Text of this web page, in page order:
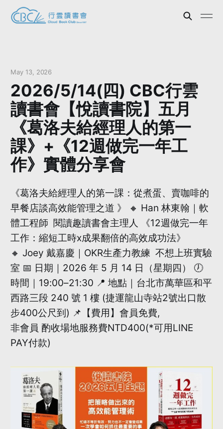
May 13, 2026
2026/5/14(四) CBC行雲
讀書會【悅讀書院】五月
《葛洛夫給經理人的第一
課》+《12週做完一年工
作》實體分享會
《葛洛夫給經理人的第一課：從煮蛋、賣咖啡的
早餐店談高效能管理之道 》 🔸 Han 林東翰｜軟
體工程師 閱讀趣讀書會主理人 《12週做完一年
工作：縮短工時x成果翻倍的高效成功法》
🔸 Joey 戴嘉慶｜OKR生產力教練 不想上班實驗
室 📅 日期｜2026 年 5 月 14 日（星期四） 🕖
時間｜19:00–21:30 📍 地點｜台北市萬華區和平
西路三段 240 號 1 樓 (捷運龍山寺站2號出口散
步400公尺到) 📌【費用】會員免費,
非會員 酌收場地服務費NTD400(*可用LINE
PAY付款)